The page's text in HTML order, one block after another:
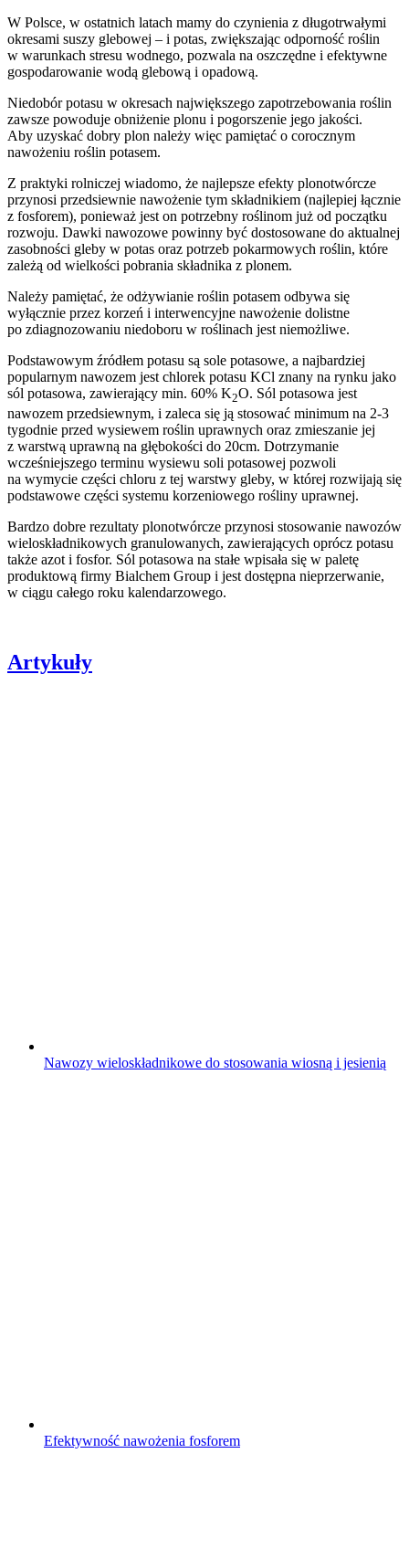
W Polsce, w ostatnich latach mamy do czynienia z długotrwałymi
okresami suszy glebowej – i potas, zwiększając odporność roślin
w warunkach stresu wodnego, pozwala na oszczędne i efektywne
gospodarowanie wodą glebową i opadową.
Niedobór potasu w okresach największego zapotrzebowania roślin
zawsze powoduje obniżenie plonu i pogorszenie jego jakości.
Aby uzyskać dobry plon należy więc pamiętać o corocznym
nawożeniu roślin potasem.
Z praktyki rolniczej wiadomo, że najlepsze efekty plonotwórcze
przynosi przedsiewnie nawożenie tym składnikiem (najlepiej łącznie
z fosforem), ponieważ jest on potrzebny roślinom już od początku
rozwoju. Dawki nawozowe powinny być dostosowane do aktualnej
zasobności gleby w potas oraz potrzeb pokarmowych roślin, które
zależą od wielkości pobrania składnika z plonem.
Należy pamiętać, że odżywianie roślin potasem odbywa się
wyłącznie przez korzeń i interwencyjne nawożenie dolistne
po zdiagnozowaniu niedoboru w roślinach jest niemożliwe.
Podstawowym źródłem potasu są sole potasowe, a najbardziej
popularnym nawozem jest chlorek potasu KCl znany na rynku jako
sól potasowa, zawierający min. 60% K2O. Sól potasowa jest
nawozem przedsiewnym, i zaleca się ją stosować minimum na 2-3
tygodnie przed wysiewem roślin uprawnych oraz zmieszanie jej
z warstwą uprawną na głębokości do 20cm. Dotrzymanie
wcześniejszego terminu wysiewu soli potasowej pozwoli
na wymycie części chloru z tej warstwy gleby, w której rozwijają się
podstawowe części systemu korzeniowego rośliny uprawnej.
Bardzo dobre rezultaty plonotwórcze przynosi stosowanie nawozów
wieloskładnikowych granulowanych, zawierających oprócz potasu
także azot i fosfor. Sól potasowa na stałe wpisała się w paletę
produktową firmy Bialchem Group i jest dostępna nieprzerwanie,
w ciągu całego roku kalendarzowego.
Artykuły
Nawozy wieloskładnikowe do stosowania wiosną i jesienią
Efektywność nawożenia fosforem